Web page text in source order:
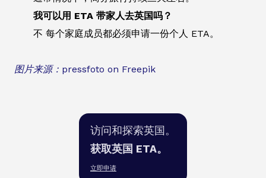
我可以用 ETA 带家人去英国吗？
不 每个家庭成员都必须申请一份个人 ETA。
图片来源：pressfoto on Freepik
访问和探索英国。
获取英国 ETA。
立即申请